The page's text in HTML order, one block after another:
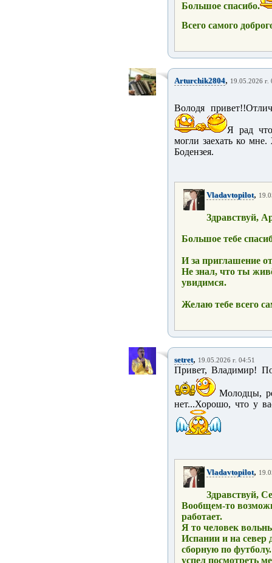
Большое спасибо.
Всего самого
Arturchik2804, 19.05.2026 г.
Володя
Я рад
могли заехать ко
Бодензея.
Vladavtopilot,
Здравствуй,
Большое тебе
И за приглашение
Не знал, что ты
увидимся.
Желаю тебе всего
setret, 19.05.2026 г. 04:51
Привет, Владимир!
Молодцы,
нет...Хорошо, что у
Vladavtopilot,
Здравствуй,
Вообщем-то
работает.
Я то человек
Испании и на север
сборную по
успел посмотреть